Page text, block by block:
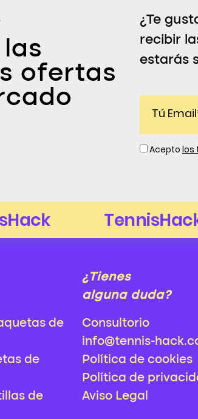
ofertas
¿Te
recibir
estarás
Acepto los
de
de
de
¿Tienes
alguna duda?
Consultorio
info@tennis-
Política de cookies
Política de
Aviso Legal